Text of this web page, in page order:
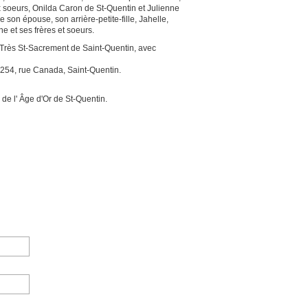
Onilda Caron de St-Quentin et Julienne
son épouse, son arrière-petite-fille, Jahelle,
et ses frères et soeurs.
St-Sacrement de Saint-Quentin, avec
rue Canada, Saint-Quentin.
l' Âge d'Or de St-Quentin.